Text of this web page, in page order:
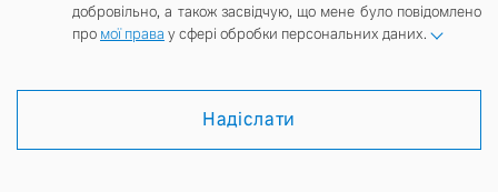
добровільно, а також засвідчую, що мене було повідомлено
про мої права у сфері обробки персональних даних.
Надіслати